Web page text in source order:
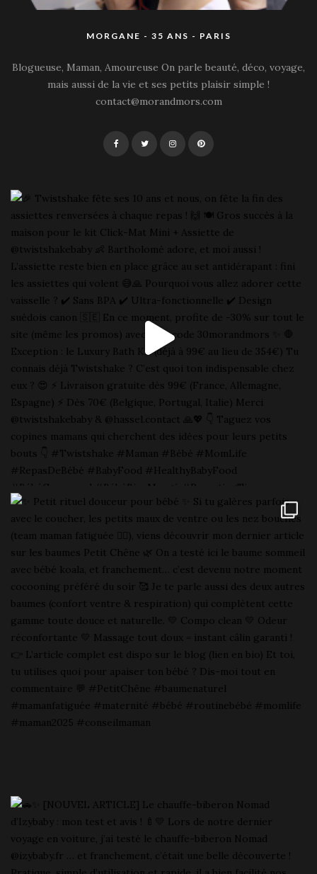
MORGANE - 35 ANS - PARIS
Blogueuse, Maman, Amoureuse On parle beauté, déco, voyage,
mais aussi de la vie et ses petits plaisir simple !
contact@morandmors.com